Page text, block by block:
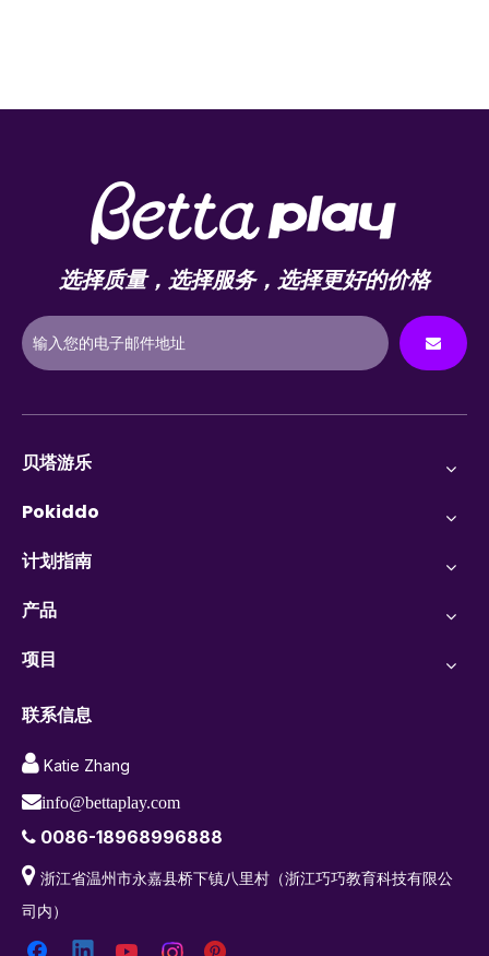
选择质量，选择服务，选择更好的价格
贝塔游乐
Pokiddo
计划指南
产品
项目
联系信息
 Katie Zhang
info@bettaplay.com
 0086-18968996888
 浙江省温州市永嘉县桥下镇八里村（浙江巧巧教育科技有限公
司内）